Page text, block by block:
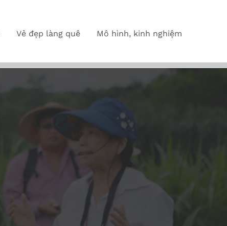
Vẻ đẹp làng quê Mô hình, kinh nghiệm